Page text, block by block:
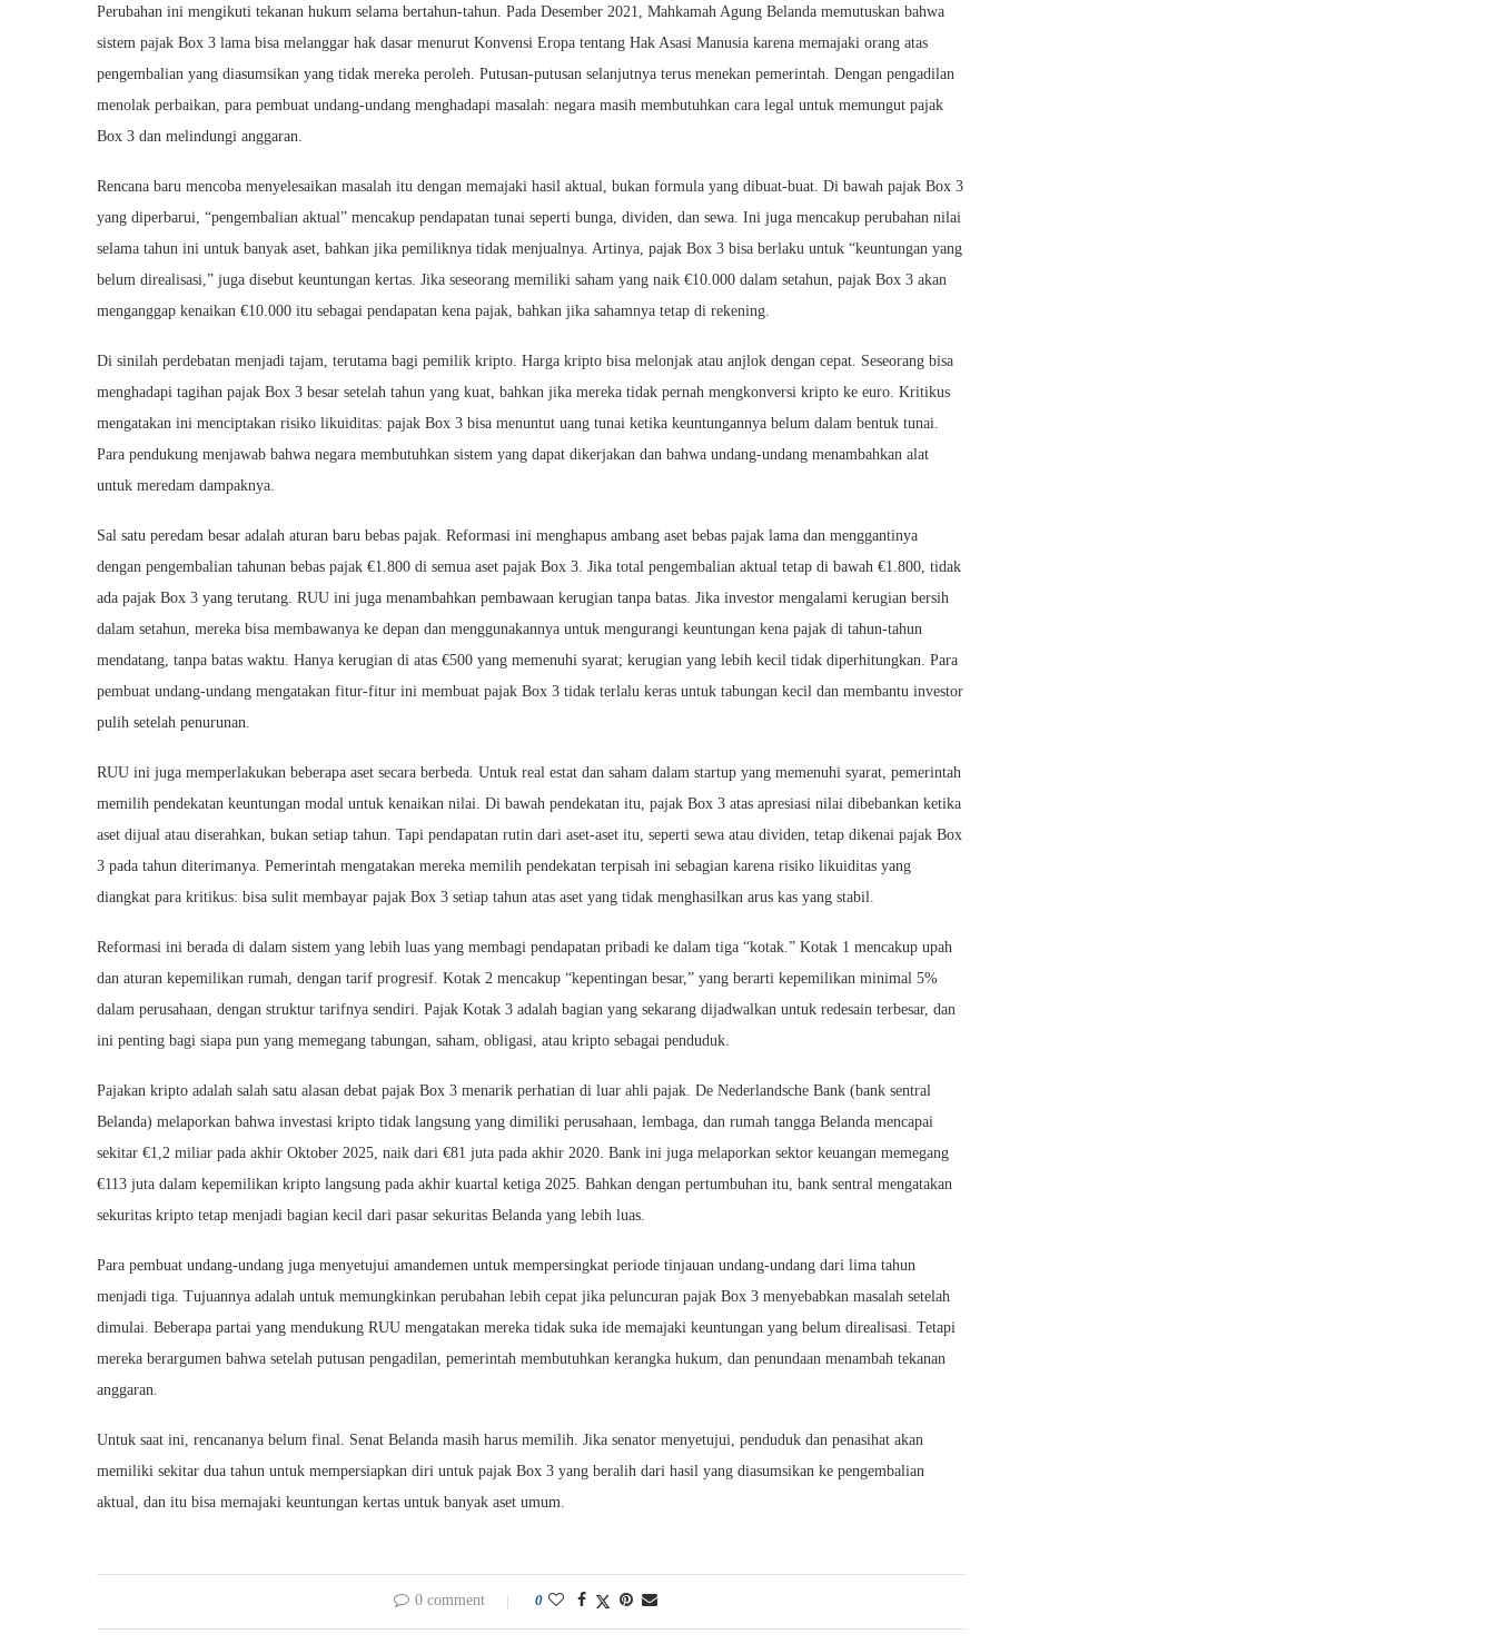
Perubahan ini mengikuti tekanan hukum selama bertahun-tahun. Pada Desember 2021, Mahkamah Agung Belanda memutuskan bahwa
sistem pajak Box 3 lama bisa melanggar hak dasar menurut Konvensi Eropa tentang Hak Asasi Manusia karena memajaki orang atas
pengembalian yang diasumsikan yang tidak mereka peroleh. Putusan-putusan selanjutnya terus menekan pemerintah. Dengan pengadilan
menolak perbaikan, para pembuat undang-undang menghadapi masalah: negara masih membutuhkan cara legal untuk memungut pajak
Box 3 dan melindungi anggaran.
Rencana baru mencoba menyelesaikan masalah itu dengan memajaki hasil aktual, bukan formula yang dibuat-buat. Di bawah pajak Box 3
yang diperbarui, “pengembalian aktual” mencakup pendapatan tunai seperti bunga, dividen, dan sewa. Ini juga mencakup perubahan nilai
selama tahun ini untuk banyak aset, bahkan jika pemiliknya tidak menjualnya. Artinya, pajak Box 3 bisa berlaku untuk “keuntungan yang
belum direalisasi,” juga disebut keuntungan kertas. Jika seseorang memiliki saham yang naik €10.000 dalam setahun, pajak Box 3 akan
menganggap kenaikan €10.000 itu sebagai pendapatan kena pajak, bahkan jika sahamnya tetap di rekening.
Di sinilah perdebatan menjadi tajam, terutama bagi pemilik kripto. Harga kripto bisa melonjak atau anjlok dengan cepat. Seseorang bisa
menghadapi tagihan pajak Box 3 besar setelah tahun yang kuat, bahkan jika mereka tidak pernah mengkonversi kripto ke euro. Kritikus
mengatakan ini menciptakan risiko likuiditas: pajak Box 3 bisa menuntut uang tunai ketika keuntungannya belum dalam bentuk tunai.
Para pendukung menjawab bahwa negara membutuhkan sistem yang dapat dikerjakan dan bahwa undang-undang menambahkan alat
untuk meredam dampaknya.
Sal satu peredam besar adalah aturan baru bebas pajak. Reformasi ini menghapus ambang aset bebas pajak lama dan menggantinya
dengan pengembalian tahunan bebas pajak €1.800 di semua aset pajak Box 3. Jika total pengembalian aktual tetap di bawah €1.800, tidak
ada pajak Box 3 yang terutang. RUU ini juga menambahkan pembawaan kerugian tanpa batas. Jika investor mengalami kerugian bersih
dalam setahun, mereka bisa membawanya ke depan dan menggunakannya untuk mengurangi keuntungan kena pajak di tahun-tahun
mendatang, tanpa batas waktu. Hanya kerugian di atas €500 yang memenuhi syarat; kerugian yang lebih kecil tidak diperhitungkan. Para
pembuat undang-undang mengatakan fitur-fitur ini membuat pajak Box 3 tidak terlalu keras untuk tabungan kecil dan membantu investor
pulih setelah penurunan.
RUU ini juga memperlakukan beberapa aset secara berbeda. Untuk real estat dan saham dalam startup yang memenuhi syarat, pemerintah
memilih pendekatan keuntungan modal untuk kenaikan nilai. Di bawah pendekatan itu, pajak Box 3 atas apresiasi nilai dibebankan ketika
aset dijual atau diserahkan, bukan setiap tahun. Tapi pendapatan rutin dari aset-aset itu, seperti sewa atau dividen, tetap dikenai pajak Box
3 pada tahun diterimanya. Pemerintah mengatakan mereka memilih pendekatan terpisah ini sebagian karena risiko likuiditas yang
diangkat para kritikus: bisa sulit membayar pajak Box 3 setiap tahun atas aset yang tidak menghasilkan arus kas yang stabil.
Reformasi ini berada di dalam sistem yang lebih luas yang membagi pendapatan pribadi ke dalam tiga “kotak.” Kotak 1 mencakup upah
dan aturan kepemilikan rumah, dengan tarif progresif. Kotak 2 mencakup “kepentingan besar,” yang berarti kepemilikan minimal 5%
dalam perusahaan, dengan struktur tarifnya sendiri. Pajak Kotak 3 adalah bagian yang sekarang dijadwalkan untuk redesain terbesar, dan
ini penting bagi siapa pun yang memegang tabungan, saham, obligasi, atau kripto sebagai penduduk.
Pajakan kripto adalah salah satu alasan debat pajak Box 3 menarik perhatian di luar ahli pajak. De Nederlandsche Bank (bank sentral
Belanda) melaporkan bahwa investasi kripto tidak langsung yang dimiliki perusahaan, lembaga, dan rumah tangga Belanda mencapai
sekitar €1,2 miliar pada akhir Oktober 2025, naik dari €81 juta pada akhir 2020. Bank ini juga melaporkan sektor keuangan memegang
€113 juta dalam kepemilikan kripto langsung pada akhir kuartal ketiga 2025. Bahkan dengan pertumbuhan itu, bank sentral mengatakan
sekuritas kripto tetap menjadi bagian kecil dari pasar sekuritas Belanda yang lebih luas.
Para pembuat undang-undang juga menyetujui amandemen untuk mempersingkat periode tinjauan undang-undang dari lima tahun
menjadi tiga. Tujuannya adalah untuk memungkinkan perubahan lebih cepat jika peluncuran pajak Box 3 menyebabkan masalah setelah
dimulai. Beberapa partai yang mendukung RUU mengatakan mereka tidak suka ide memajaki keuntungan yang belum direalisasi. Tetapi
mereka berargumen bahwa setelah putusan pengadilan, pemerintah membutuhkan kerangka hukum, dan penundaan menambah tekanan
anggaran.
Untuk saat ini, rencananya belum final. Senat Belanda masih harus memilih. Jika senator menyetujui, penduduk dan penasihat akan
memiliki sekitar dua tahun untuk mempersiapkan diri untuk pajak Box 3 yang beralih dari hasil yang diasumsikan ke pengembalian
aktual, dan itu bisa memajaki keuntungan kertas untuk banyak aset umum.
0 comment 0